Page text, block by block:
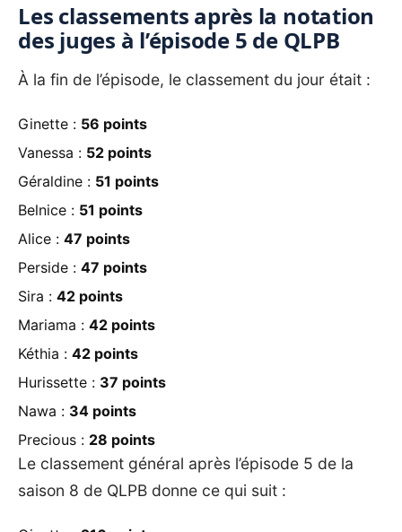
Les classements après la notation
des juges à l’épisode 5 de QLPB
À la fin de l’épisode, le classement du jour était :
Ginette : 56 points
Vanessa : 52 points
Géraldine : 51 points
Belnice : 51 points
Alice : 47 points
Perside : 47 points
Sira : 42 points
Mariama : 42 points
Kéthia : 42 points
Hurissette : 37 points
Nawa : 34 points
Precious : 28 points
Le classement général après l’épisode 5 de la
saison 8 de QLPB donne ce qui suit :